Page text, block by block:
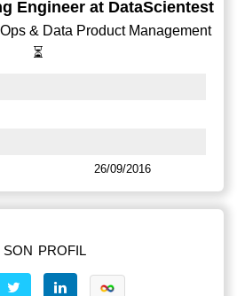
Engineer at DataScientest
& Data Product Management
⏳
26/09/2016
profil